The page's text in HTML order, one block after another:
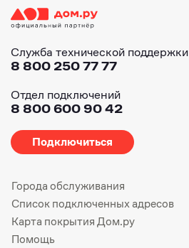
Служба технической поддержки
8 800 250 77 77
Отдел подключений
8 800 600 90 42
Подключиться
Города обслуживания
Список подключенных адресов
Карта покрытия Дом.ру
Помощь